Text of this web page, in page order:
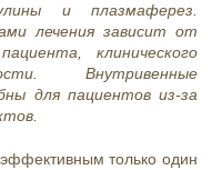
и плазмаферез.
лечения зависит от
клинического
Внутривенные
для пациентов из-за
только один